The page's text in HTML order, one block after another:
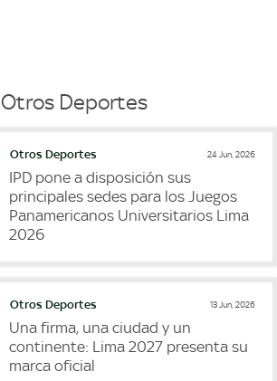
Otros Deportes
Otros Deportes 24 Jun, 2026
IPD pone a disposición sus
principales sedes para los Juegos
Panamericanos Universitarios Lima
2026
Otros Deportes 13 Jun, 2026
Una firma, una ciudad y un
continente: Lima 2027 presenta su
marca oficial